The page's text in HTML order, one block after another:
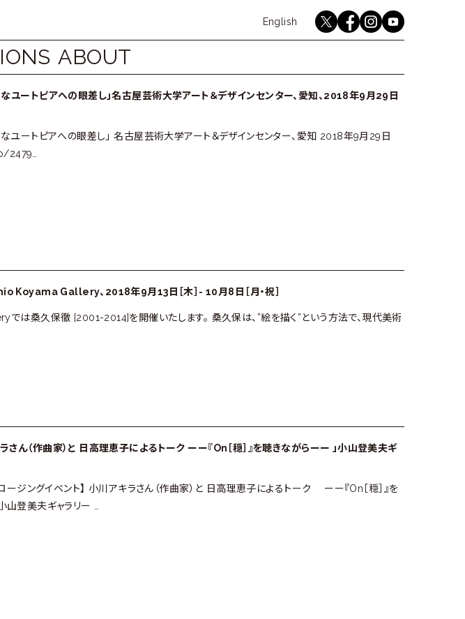
English
twitterfacebook
instagram
youtube
ABOUT
ユートピアへの眼差し」名古屋芸術大学アート＆デザインセンター、愛知、2018年9月29日
ユートピアへの眼差し」 名古屋芸術大学アート＆デザインセンター、愛知 2018年9月29日
2479…
Gallery、2018年9月13日［木］- 10月8日［月・祝］
桑久保徹 [2001-2014]を開催いたします。 桑久保は、”絵を描く”という方法で、現代美術
ん（作曲家）と 日高理恵子によるトーク ーー『On［穏］』を聴きながらーー 」小山登美夫ギ
ジングイベント】 小川アキラさん（作曲家）と 日高理恵子によるトーク ーー『On［穏］』を
山登美夫ギャラリー …